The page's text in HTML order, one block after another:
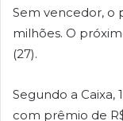
Sem vencedor, o
milhões. O
(27).
Segundo a Caixa,
com prêmio de